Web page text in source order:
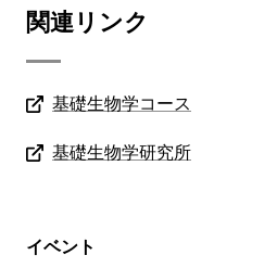
関連リンク
基礎生物学コース
基礎生物学研究所
イベント